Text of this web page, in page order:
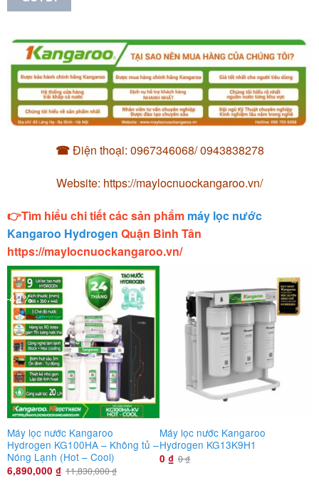
☎Điện thoại: 0967346068/ 0943838278
Website: https://maylocnuockangaroo.vn/
👉Tìm hiểu chi tiết các sản phẩm máy lọc nước
Kangaroo Hydrogen Quận Bình Tân
https://maylocnuockangaroo.vn/
-42%
Máy lọc nước Kangaroo
Hydrogen KG100HA – Không tủ –
Nóng Lạnh (Hot – Cool)
6,890,000 ₫ 11,830,000₫
Máy lọc nước Kangaroo
Hydrogen KG13K9H1
0 ₫ 0₫